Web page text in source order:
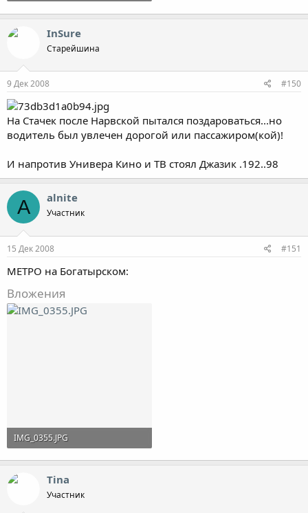
146.9 KB · Просмотры: 791
InSure
Старейшина
9 Дек 2008 #150
На Стачек после Нарвской пытался поздароваться...но
водитель был увлечен дорогой или пассажиром(кой)!
И напротив Универа Кино и ТВ стоял Джазик .192..98
A alnite
Участник
15 Дек 2008 #151
МЕТРО на Богатырском:
Вложения
IMG_0355.JPG
131.1 KB · Просмотры: 846
Tina
Участник